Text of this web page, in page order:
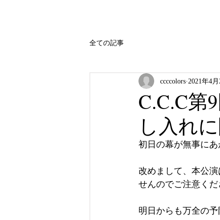
全ての記事
C.C.C第
し入れ
ccccolors 2021年4
初日の幕が無事に
改めまして、本公
せんのでご注意く
明日からも万全の